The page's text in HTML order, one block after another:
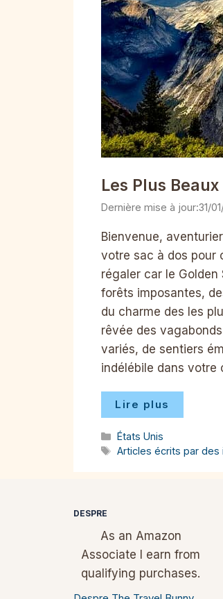
Les Plus
31/
Bienvenue,
votre sac à dos pour
régaler car le
forêts imposantes,
du charme des les
rêvée des
variés, de sentiers
indélébile dans votre
Lire plus
Catégories
États Unis
Étiquettes
Articles écrits par des
DESPRE
As an Amazon
Associate I earn from
qualifying purchases.